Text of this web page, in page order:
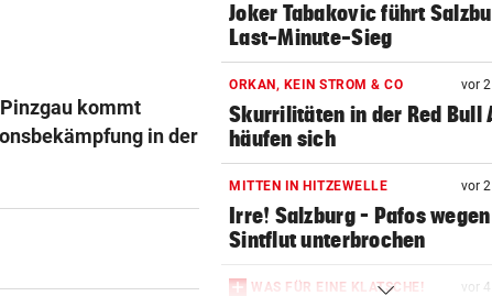
kommt
in der
Joker Tabakovic führt
Last-Minute-Sieg
ORKAN, KEIN STROM & CO vor
Skurrilitäten in der Red Bull
häufen sich
MITTEN IN HITZEWELLE vor
Irre! Salzburg – Pafos wegen
Sintflut unterbrochen
WAS FÜR EINE KLATSCHE! vor